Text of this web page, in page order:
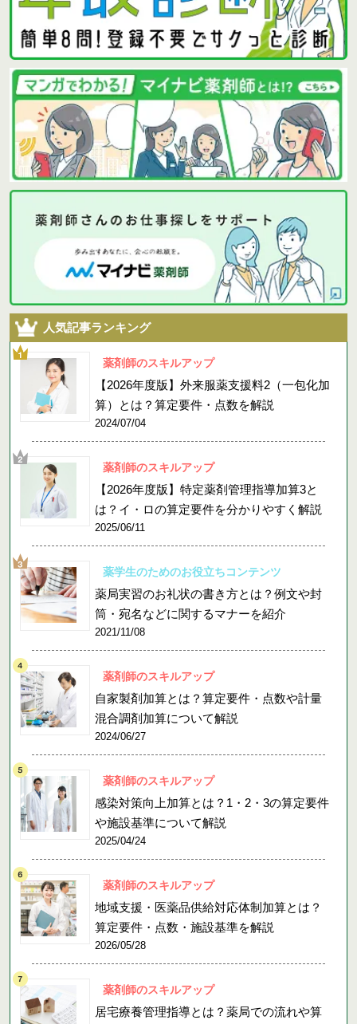
人気記事ランキング
薬剤師のスキルアップ
【2026年度版】外来服薬支援料2（一包化加
算）とは？算定要件・点数を解説
2024/07/04
薬剤師のスキルアップ
【2026年度版】特定薬剤管理指導加算3と
は？イ・ロの算定要件を分かりやすく解説
2025/06/11
薬学生のためのお役立ちコンテンツ
薬局実習のお礼状の書き方とは？例文や封
筒・宛名などに関するマナーを紹介
2021/11/08
薬剤師のスキルアップ
自家製剤加算とは？算定要件・点数や計量
混合調剤加算について解説
2024/06/27
薬剤師のスキルアップ
感染対策向上加算とは？1・2・3の算定要件
や施設基準について解説
2025/04/24
薬剤師のスキルアップ
地域支援・医薬品供給対応体制加算とは？
算定要件・点数・施設基準を解説
2026/05/28
薬剤師のスキルアップ
居宅療養管理指導とは？薬局での流れや算